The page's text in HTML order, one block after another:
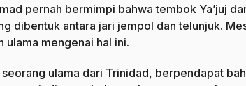
pernah bermimpi bahwa tembok Ya’juj
dibentuk antara jari jempol dan telunjuk.
ulama mengenai hal ini.
ulama dari Trinidad, berpendapat